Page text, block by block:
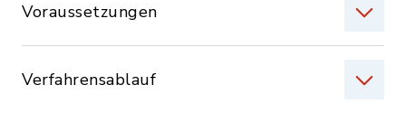
Voraussetzungen
Verfahrensablauf